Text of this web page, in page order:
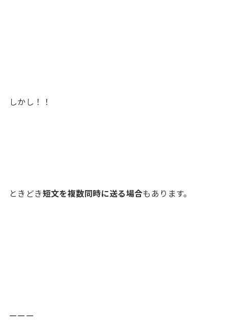
しかし！！
ときどき短文を複数同時に送る場合もあります。
ーーー